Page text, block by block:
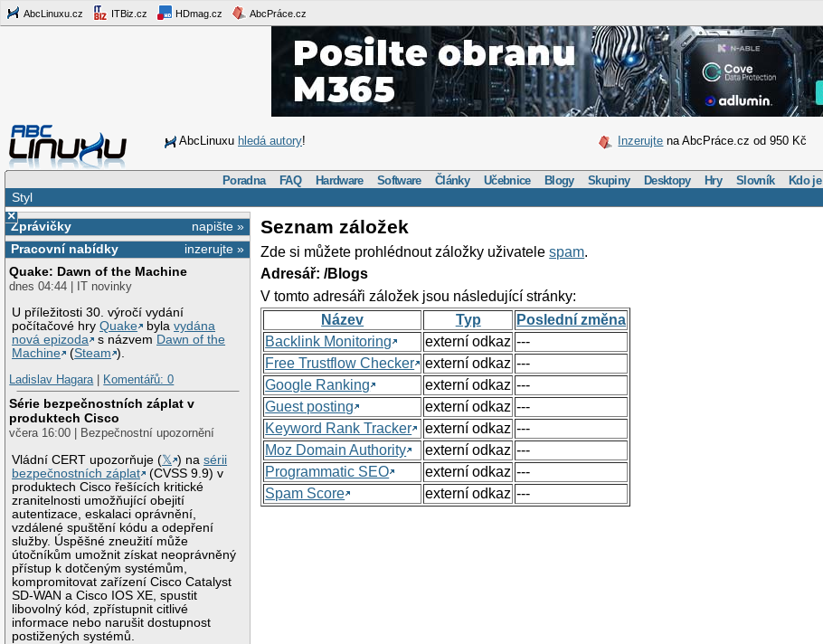
AbcLinuxu.cz ITBiz.cz HDmag.cz AbcPráce.cz
AbcLinuxu hledá autory! Inzerujte na AbcPráce.cz od 950 Kč
Poradna FAQ Hardware Software Články Učebnice Blogy Skupiny Desktopy Hry Slovník Kdo je
Styl
×
napište »
Zprávičky
inzerujte »
Pracovní nabídky
Quake: Dawn of the Machine
dnes 04:44 | IT novinky
U příležitosti 30. výročí vydání
počítačové hryQuake bylavydána
nová epizoda
s názvem Dawn of the
Machine
(Steam ).
Ladislav Hagara| Komentářů: 0
Série bezpečnostních záplat v
produktech Cisco
včera 16:00 | Bezpečnostní upozornění
Vládní CERT upozorňuje (𝕏 ) nasérii
bezpečnostních záplat
(CVSS 9.9) v
produktech Cisco řešících kritické
zranitelnosti umožňující obejití
autentizace, eskalaci oprávnění,
vzdálené spuštění kódu a odepření
služby. Úspěšné zneužití může
útočníkům umožnit získat neoprávněný
přístup k dotčeným systémům,
kompromitovat zařízení Cisco Catalyst
SD-WAN a Cisco IOS XE, spustit
libovolný kód, zpřístupnit citlivé
informace nebo narušit dostupnost
postižených systémů.
Seznam záložek
Zde si můžete prohlédnout záložky uživatelespam.
Adresář: /Blogs
V tomto adresáři záložek jsou následující stránky:
Název
Typ
Poslední změna
Backlink Monitoring
externí odkaz ---
Free Trustflow Checker
externí odkaz ---
Google Ranking
externí odkaz ---
Guest posting
externí odkaz ---
Keyword Rank Tracker
externí odkaz ---
Moz Domain Authority
externí odkaz ---
Programmatic SEO
externí odkaz ---
Spam Score
externí odkaz ---